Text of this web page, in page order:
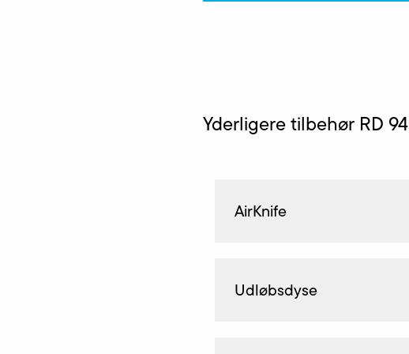
Yderligere tilbehør RD 94
AirKnife
Udløbsdyse